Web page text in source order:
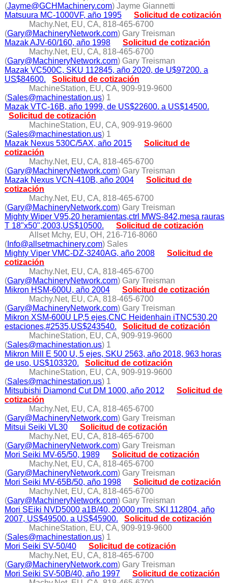
(Jayme@GCHMachinery.com) Jayme Giannetti
Matsuura MC-1000VF, año 1995
Solicitud de cotización
Machy.Net, EU, CA, 818-465-6700
(Gary@MachineryNetwork.com) Gary Treisman
Mazak AJV-60/160, año 1998
Solicitud de cotización
Machy.Net, EU, CA, 818-465-6700
(Gary@MachineryNetwork.com) Gary Treisman
Mazak VC500C, SKU 112845, año 2020, de U$97200. a
US$84600.
Solicitud de cotización
MachineStation, EU, CA, 909-919-9600
(Sales@machinestation.us) 1
Mazak VTC-16B, año 1999, de US$22600. a US$14500.
Solicitud de cotización
MachineStation, EU, CA, 909-919-9600
(Sales@machinestation.us) 1
Mazak Nexus 530C/5AX, año 2015
Solicitud de
cotización
Machy.Net, EU, CA, 818-465-6700
(Gary@MachineryNetwork.com) Gary Treisman
Mazak Nexus VCN-410B, año 2004
Solicitud de
cotización
Machy.Net, EU, CA, 818-465-6700
(Gary@MachineryNetwork.com) Gary Treisman
Mighty Wiper V95,20 heramientas,ctrl MWS-842,mesa rauras
T 18"x50",2003,US$10500.
Solicitud de cotización
Allset Mchy, EU, OH, 216-716-8060
(Info@allsetmachinery.com) Sales
Mighty Viper VMC-DZ-3240AG, año 2008
Solicitud de
cotización
Machy.Net, EU, CA, 818-465-6700
(Gary@MachineryNetwork.com) Gary Treisman
Mikron HSM-600U, año 2004
Solicitud de cotización
Machy.Net, EU, CA, 818-465-6700
(Gary@MachineryNetwork.com) Gary Treisman
Mikron XSM-600U LP,5 ejes,CNC Heidenhain iTNC530,20
estaciones,#2535,US$243540.
Solicitud de cotización
MachineStation, EU, CA, 909-919-9600
(Sales@machinestation.us) 1
Mikron Mill E 500 U, 5 ejes, SKU 2563, año 2018, 963 horas
de uso, US$103320.
Solicitud de cotización
MachineStation, EU, CA, 909-919-9600
(Sales@machinestation.us) 1
Mitsubishi Diamond Cut DM 1000, año 2012
Solicitud de
cotización
Machy.Net, EU, CA, 818-465-6700
(Gary@MachineryNetwork.com) Gary Treisman
Mitsui Seiki VL30
Solicitud de cotización
Machy.Net, EU, CA, 818-465-6700
(Gary@MachineryNetwork.com) Gary Treisman
Mori Seiki MV-65/50, 1989
Solicitud de cotización
Machy.Net, EU, CA, 818-465-6700
(Gary@MachineryNetwork.com) Gary Treisman
Mori Seiki MV-65B/50, año 1998
Solicitud de cotización
Machy.Net, EU, CA, 818-465-6700
(Gary@MachineryNetwork.com) Gary Treisman
Mori SEiki NVD5000 a1B/40, 20000 rpm, SKI 112804, año
2007, US$49500. a US$45900.
Solicitud de cotización
MachineStation, EU, CA, 909-919-9600
(Sales@machinestation.us) 1
Mori Seiki SV-50/40
Solicitud de cotización
Machy.Net, EU, CA, 818-465-6700
(Gary@MachineryNetwork.com) Gary Treisman
Mori Seiki SV-50B/40, año 1997
Solicitud de cotización